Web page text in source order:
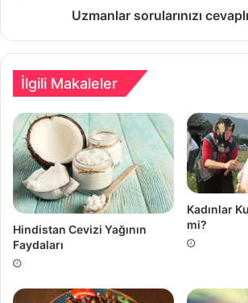
Uzmanlar sorularınızı
İlgili Makaleler
Hindistan Cevizi Yağının
Faydaları
Kadınlar
mi?